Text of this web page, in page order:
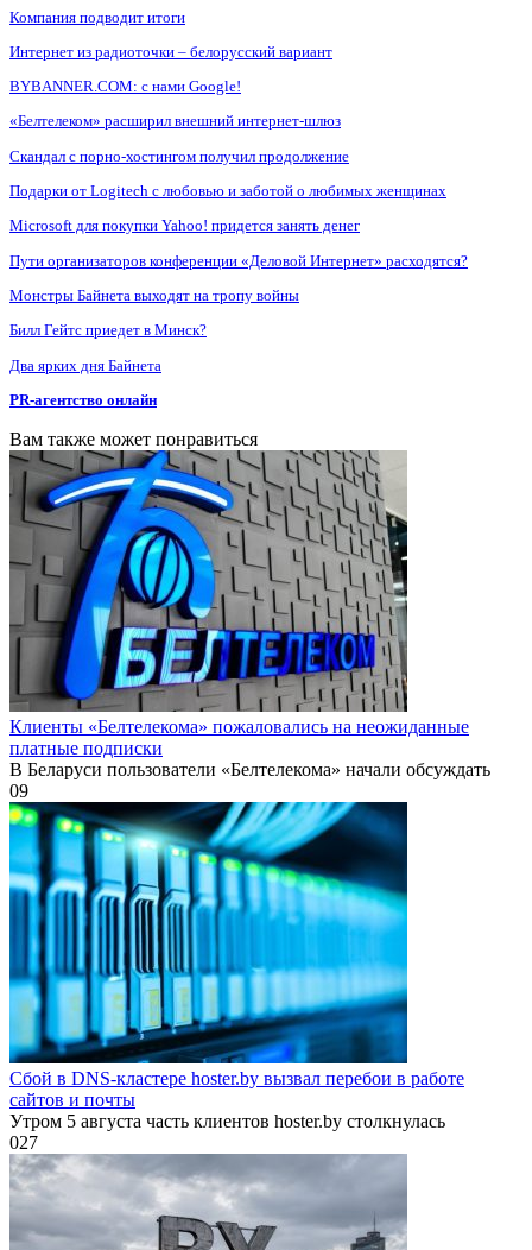
Компания подводит итоги
Интернет из радиоточки – белорусский вариант
BYBANNER.COM: c нами Google!
«Белтелеком» расширил внешний интернет-шлюз
Скандал с порно-хостингом получил продолжение
Подарки от Logitech с любовью и заботой о любимых женщинах
Microsoft для покупки Yahoo! придется занять денег
Пути организаторов конференции «Деловой Интернет» расходятся?
Монстры Байнета выходят на тропу войны
Билл Гейтс приедет в Минск?
Два ярких дня Байнета
PR-агентство онлайн
Вам также может понравиться
Клиенты «Белтелекома» пожаловались на неожиданные
платные подписки
В Беларуси пользователи «Белтелекома» начали обсуждать
09
Сбой в DNS-кластере hoster.by вызвал перебои в работе
сайтов и почты
Утром 5 августа часть клиентов hoster.by столкнулась
027